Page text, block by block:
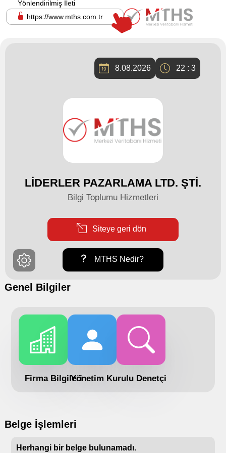
https://www.mths.com.tr
Yönlendirilmiş İleti
8.08.2026 22 : 3
LİDERLER PAZARLAMA LTD. ŞTİ.
Bilgi Toplumu Hizmetleri
Siteye geri dön
MTHS Nedir?
Genel Bilgiler
Firma BilgileriYönetim Kurulu Denetçi
Belge İşlemleri
Herhangi bir belge bulunamadı.